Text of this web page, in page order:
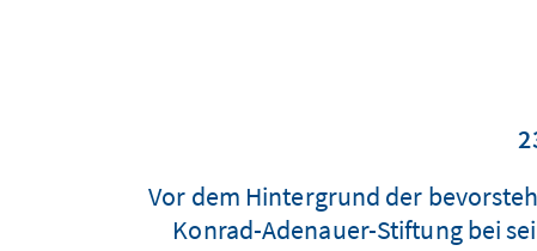
Vor dem Hintergrund der
Konrad-Adenauer-Stiftung bei